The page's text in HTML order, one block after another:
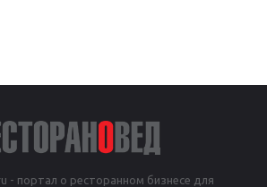
- портал о ресторанном бизнесе для